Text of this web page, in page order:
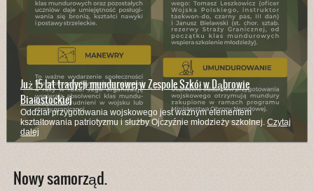
Już 15 lat tradycji mundurowej w Zespole Szkół w Dąbrowie
Białostockiej
Oddział przygotowania wojskowego jest ważnym elementem
kształtowania patriotyzmu i służby Ojczyźnie młodzieży szkolnej. Czytaj
dalej
Nowy samorząd.